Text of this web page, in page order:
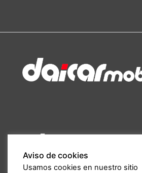
Aviso de cookies
Usamos cookies en nuestro sitio